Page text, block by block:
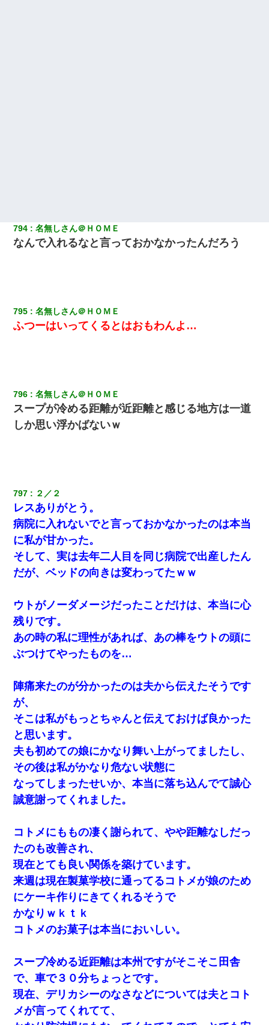
794 名無しさん＠ＨＯＭＥ
なんで入れるなと言っておかなかったんだろう
795 名無しさん＠ＨＯＭＥ
ふつーはいってくるとはおもわんよ…
796 名無しさん＠ＨＯＭＥ
スープが冷める距離が近距離と感じる地方は一道
しか思い浮かばないｗ
797 ２／２
レスありがとう。
病院に入れないでと言っておかなかったのは本当
に私が甘かった。
そして、実は去年二人目を同じ病院で出産したん
だが、ベッドの向きは変わってたｗｗ
ウトがノーダメージだったことだけは、本当に心
残りです。
あの時の私に理性があれば、あの棒をウトの頭に
ぶつけてやったものを…
陣痛来たのが分かったのは夫から伝えたそうです
が、
そこは私がもっとちゃんと伝えておけば良かった
と思います。
夫も初めての娘にかなり舞い上がってましたし、
その後は私がかなり危ない状態に
なってしまったせいか、本当に落ち込んでて誠心
誠意謝ってくれました。
コトメにももの凄く謝られて、やや距離なしだっ
たのも改善され、
現在とても良い関係を築けています。
来週は現在製菓学校に通ってるコトメが娘のため
にケーキ作りにきてくれるそうで
かなりｗｋｔｋ
コトメのお菓子は本当においしい。
スープ冷める近距離は本州ですがそこそこ田舎
で、車で３０分ちょっとです。
現在、デリカシーのなさなどについては夫とコト
メが言ってくれてて、